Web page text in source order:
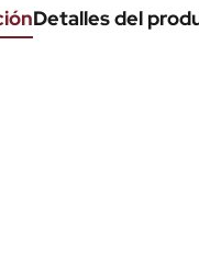
Detalles del